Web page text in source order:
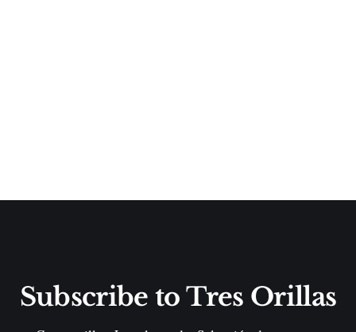
Subscribe to Tres Orillas